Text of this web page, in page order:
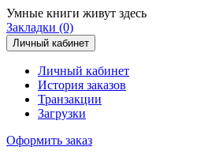
Умные книги живут здесь
Закладки (0)
Личный кабинет
Личный кабинет
История заказов
Транзакции
Загрузки
Оформить заказ